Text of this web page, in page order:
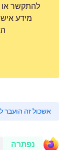
להתקשר או
מידע
אשכול זה הועבר
נפתרה